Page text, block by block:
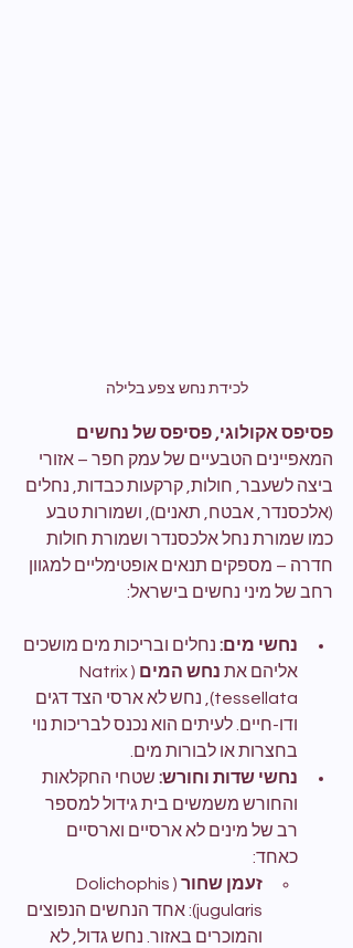
לכידת נחש צפע בלילה
פסיפס אקולוגי, פסיפס של נחשים
המאפיינים הטבעיים של עמק חפר – אזורי
ביצה לשעבר, חולות, קרקעות כבדות, נחלים
(אלכסנדר, אבטח, תאנים), ושמורות טבע
כמו שמורת נחל אלכסנדר ושמורת חולות
חדרה – מספקים תנאים אופטימליים למגוון
רחב של מיני נחשים בישראל:
נחשי מים: נחלים ובריכות מים מושכים
אליהם את נחש המים
(Natrix
tessellata), נחש לא ארסי הצד דגים
ודו-חיים. לעיתים הוא נכנס לבריכות נוי
בחצרות או לבורות מים.
נחשי שדות וחורש: שטחי החקלאות
והחורש משמשים בית גידול למספר
רב של מינים לא ארסיים וארסיים
כאחד:
זעמן שחור
(Dolichophis
jugularis): אחד הנחשים הנפוצים
והמוכרים באזור. נחש גדול, לא